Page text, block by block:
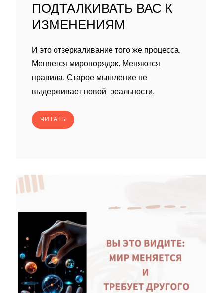
ПОДТАЛКИВАТЬ ВАС К
ИЗМЕНЕНИЯМ
И это отзеркаливание того же процесса.
Меняется миропорядок. Меняются
правила. Старое мышление не
выдерживает новой реальности.
ЧИТАТЬ